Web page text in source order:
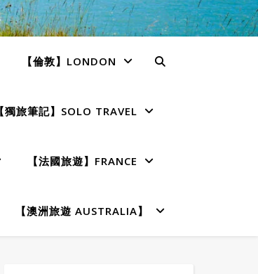
【倫敦】LONDON
【獨旅筆記】SOLO TRAVEL
【法國旅遊】FRANCE
【澳洲旅遊 AUSTRALIA】